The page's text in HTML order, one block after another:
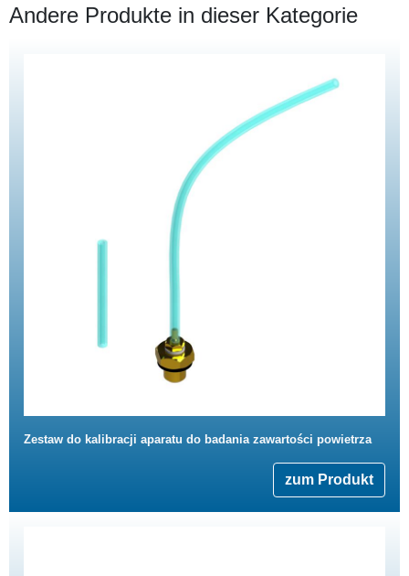
Andere Produkte in dieser Kategorie
Zestaw do kalibracji aparatu do badania zawartości powietrza
zum Produkt